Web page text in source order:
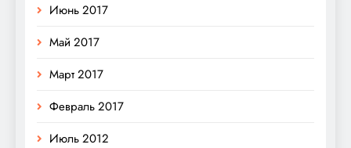
Июнь 2017
Май 2017
Март 2017
Февраль 2017
Июль 2012